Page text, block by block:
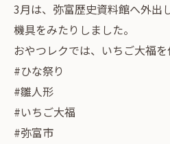
3月は、弥富歴史資料館へ外出
機具をみたりしました。
おやつレクでは、いちご大福
#ひな祭り
#雛人形
#いちご大福
#弥富市